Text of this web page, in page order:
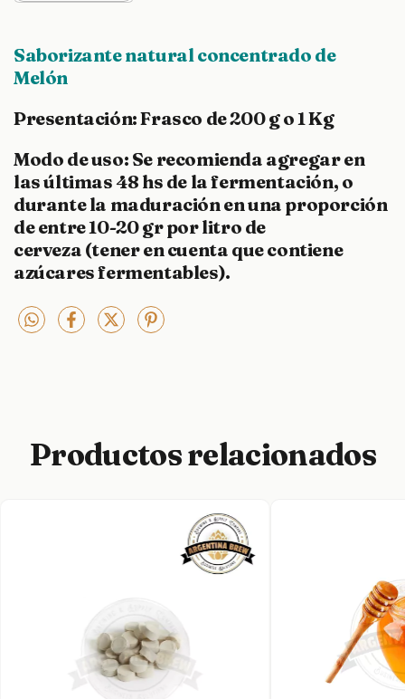
Saborizante natural concentrado de
Melón
Presentación:Frasco de 200 g o 1 Kg
Modo de uso: Se recomienda agregar en
las últimas 48 hs de la fermentación, o
durante la maduración en una proporción
de entre 10-20 gr por litro de
cerveza (tener en cuenta que contiene
azúcares fermentables).
Productos relacionados